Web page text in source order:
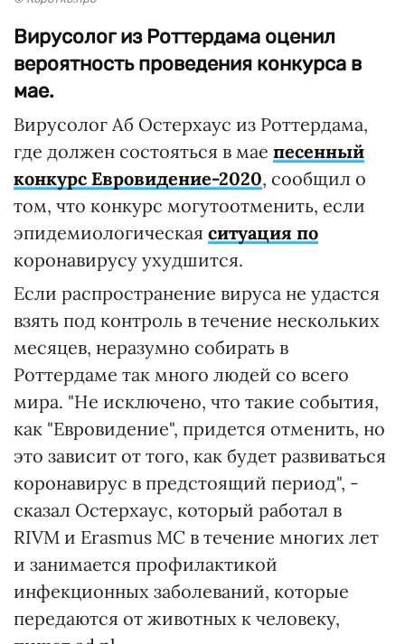
Вирусолог из Роттердама оценил
вероятность проведения конкурса в
мае.
Вирусолог Аб Остерхаус из Роттердама,
где должен состояться в мае песенный
конкурс Евровидение-2020, сообщил о
том, что конкурс могутоотменить, если
эпидемиологическая ситуация по
коронавирусу ухудшится.
Если распространение вируса не удастся
взять под контроль в течение нескольких
месяцев, неразумно собирать в
Роттердаме так много людей со всего
мира. "Не исключено, что такие события,
как "Евровидение", придется отменить, но
это зависит от того, как будет развиваться
коронавирус в предстоящий период", -
сказал Остерхаус, который работал в
RIVM и Erasmus MC в течение многих лет
и занимается профилактикой
инфекционных заболеваний, которые
передаются от животных к человеку,